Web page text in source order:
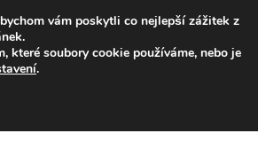
od 139,-Kč
pá 9-16 704 494 494
vám poskytli co nejlepší zážitek z
které soubory cookie používáme, nebo je
.